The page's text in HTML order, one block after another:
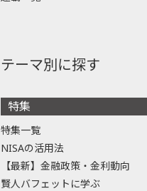
テーマ別に探す
特集
特集一覧
NISAの活用法
【最新】金融政策・金利動向
賢人バフェットに学ぶ